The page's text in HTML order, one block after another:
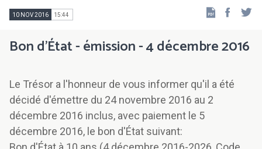
10 NOV 2016 15:44
Bon d'État - émission - 4 décembre 2016
Le Trésor a l'honneur de vous informer qu'il a été
décidé d'émettre du 24 novembre 2016 au 2
décembre 2016 inclus, avec paiement le 5
décembre 2016, le bon d'État suivant: